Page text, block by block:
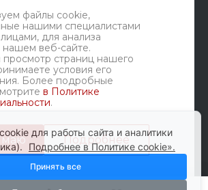
файлы cookie,
нашими специалистами
для анализа
нашем веб-сайте.
страниц нашего
условия его
Более подробные
в Политике
.
Подробнее
Мы в соц. сетях
для работы сайта и аналитики
Подробнее в Политике cookie».
Принять все